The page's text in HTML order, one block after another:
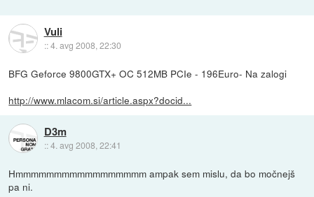
Vuli
::4. avg 2008, 22:30
BFG Geforce 9800GTX+ OC 512MB PCIe - 196Euro- Na zalogi
http://www.mlacom.si/article.aspx?docid...
D3m
::4. avg 2008, 22:41
Hmmmmmmmmmmmmmmmmm ampak sem mislu, da bo močnejš
pa ni.